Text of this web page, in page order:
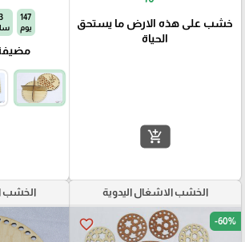
خشب على هذه الارض ما يستحق
الحياة
add_shopping_cart
147
يوم
الخشب الاشغال اليدوية
favorite_border -60%
الخشب